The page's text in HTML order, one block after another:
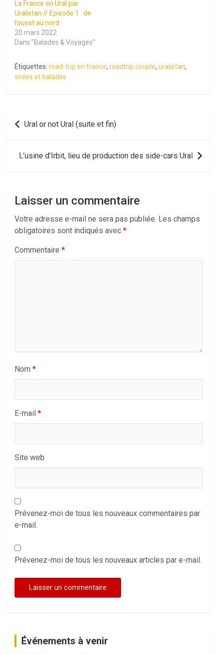
La France en Ural par
Uralistan // Episode 1 : de
l’ouest au nord
20 mars 2022
Dans "Balades & Voyages"
Étiquettes: road-trip en france, roadtrip couple, uralistan,
virées et balades
Navigation
l’article
Ural or not Ural (suite et fin)
L’usine d’Irbit, lieu de production des side-cars Ural
Laisser un commentaire
Votre adresse e-mail ne sera pas publiée. Les champs
obligatoires sont indiqués avec *
Commentaire *
Nom *
E-mail *
Site web
Prévenez-moi de tous les nouveaux commentaires par
e-mail.
Prévenez-moi de tous les nouveaux articles par e-mail.
Événements à venir